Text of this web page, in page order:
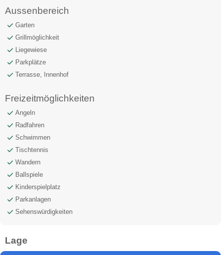
Aussenbereich
Garten
Grillmöglichkeit
Liegewiese
Parkplätze
Terrasse, Innenhof
Freizeitmöglichkeiten
Angeln
Radfahren
Schwimmen
Tischtennis
Wandern
Ballspiele
Kinderspielplatz
Parkanlagen
Sehenswürdigkeiten
Lage